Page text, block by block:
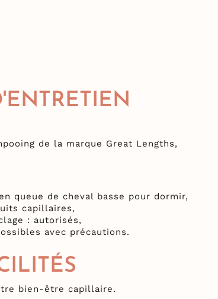
de la marque Great Lengths,
queue de cheval basse pour dormir,
capillaires,
: autorisés,
avec précautions.
bien-être capillaire.